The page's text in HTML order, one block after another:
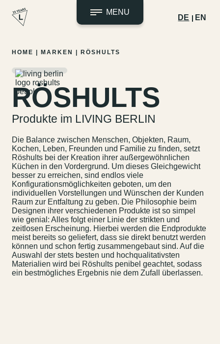
Zum
springen
MENU
DE EN
HOME MARKEN RÖSHULTS
RÖSHULTS
Produkte im LIVING BERLIN
Die Balance zwischen Menschen, Objekten, Raum,
Kochen, Leben, Freunden und Familie zu finden, setzt
Röshults bei der Kreation ihrer außergewöhnlichen
Küchen in den Vordergrund. Um dieses Gleichgewicht
besser zu erreichen, sind endlos viele
Konfigurationsmöglichkeiten geboten, um den
individuellen Vorstellungen und Wünschen der Kunden
Raum zur Entfaltung zu geben. Die Philosophie beim
Designen ihrer verschiedenen Produkte ist so simpel
wie genial: Alles folgt einer Linie der strikten und
zeitlosen Erscheinung. Hierbei werden die Endprodukte
meist bereits so geliefert, dass sie direkt benutzt werden
können und schon fertig zusammengebaut sind. Auf die
Auswahl der stets besten und hochqualitativsten
Materialien wird bei Röshults penibel geachtet, sodass
ein bestmögliches Ergebnis nie dem Zufall überlassen.